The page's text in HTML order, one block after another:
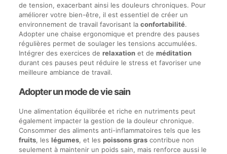
de tension, exacerbant ainsi les douleurs chroniques. Pour
améliorer votre bien-être, il est essentiel de créer un
environnement de travail favorisant la confortabilité.
Adopter une chaise ergonomique et prendre des pauses
régulières permet de soulager les tensions accumulées.
Intégrer des exercices de relaxationet de méditation
durant ces pauses peut réduire le stress et favoriser une
meilleure ambiance de travail.
Adopter un mode de vie sain
Une alimentation équilibrée et riche en nutriments peut
également impacter la gestion de la douleur chronique.
Consommer des aliments anti-inflammatoires tels que les
fruits, les légumes, et les poissons grascontribue non
seulement à maintenir un poids sain, mais renforce aussi le